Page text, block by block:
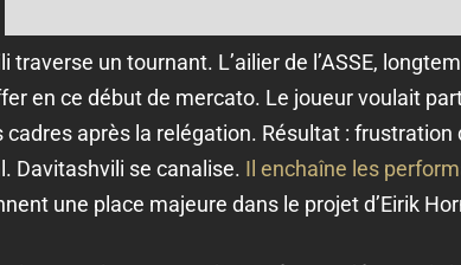
traverse un tournant. L’ailier de l’ASSE,
en ce début de mercato. Le joueur voulait
après la relégation. Résultat : frustration
Davitashvili se canalise. Il enchaîne les
une place majeure dans le projet d’Eirik